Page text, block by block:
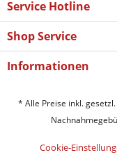
Service Hotline
Shop Service
Informationen
* Alle Preise inkl.
Cookie-